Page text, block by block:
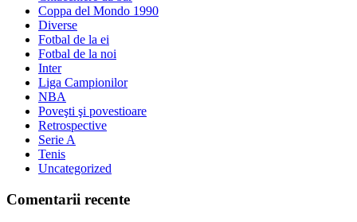
Coppa del Mondo 1990
Diverse
Fotbal de la ei
Fotbal de la noi
Inter
Liga Campionilor
NBA
Poveşti şi povestioare
Retrospective
Serie A
Tenis
Uncategorized
Comentarii recente